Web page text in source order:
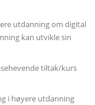
utdanning om digital
kan utvikle sin
tiltak/kurs
i høyere utdanning